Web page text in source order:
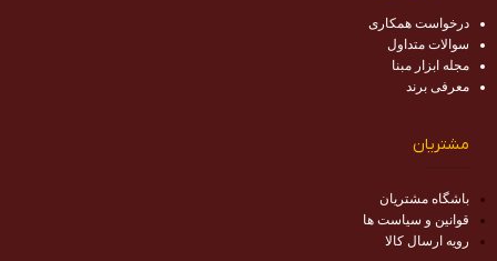
درخواست همکاری
سوالات متداول
مجله ابزار مبنا
معرفی برند
مشتریان
باشگاه مشتریان
قوانین و سیاست ها
رویه ارسال کالا